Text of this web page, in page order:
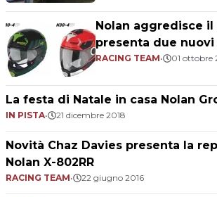
Nolan aggredisce
presenta due
RACING TEAM• 01 ottobre
La festa di Natale in casa Nolan
IN PISTA• 21 dicembre 2018
Novità Chaz Davies presenta la
Nolan X-802RR
RACING TEAM• 22 giugno 2016